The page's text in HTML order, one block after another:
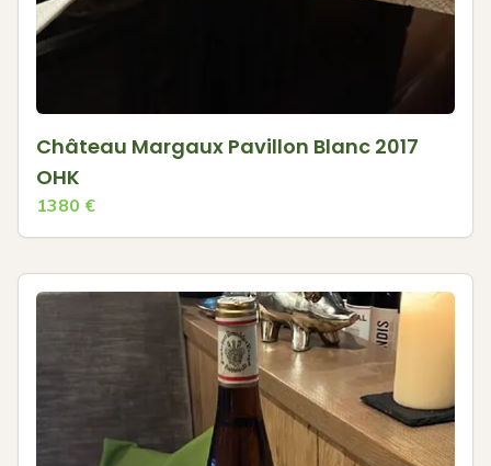
Château Margaux Pavillon Blanc 2017
OHK
1380 €